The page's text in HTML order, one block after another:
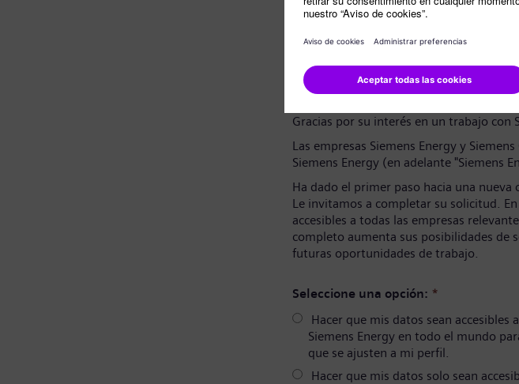
Confirmación de contraseña
Nota sobre privacidad
Estimado candidato:
Gracias por su interés en un trabajo con
Las empresas Siemens Energy y
Siemens Energy (en adelante "Siemens
Ha dado el primer paso hacia una
Le invitamos a completar su solicitud.
accesibles a todas las empresas
completo aumenta sus posibilidades de
futuras oportunidades de trabajo.
Seleccione una opción: *
Hacer que mis datos sean
Siemens Energy en todo el mundo
que se ajusten a mi perfil.
Hacer que mis datos solo sean